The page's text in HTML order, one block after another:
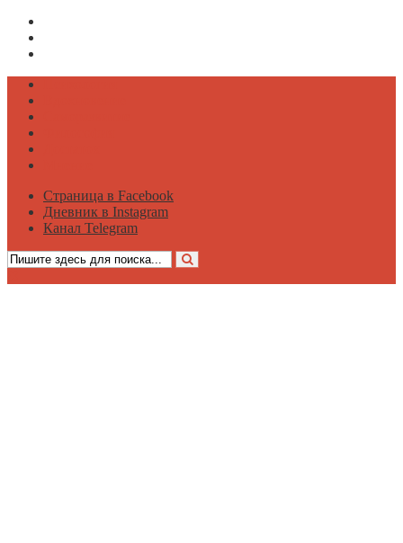
Страница в Facebook
Дневник в Instagram
Канал Telegram